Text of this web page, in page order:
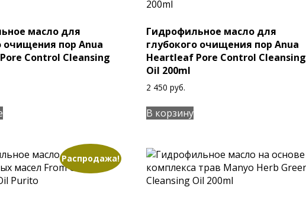
масло для
очищения пор Anua
Control Cleansing
Гидрофильное масло для
глубокого очищения пор Anua
Heartleaf Pore Control Cleansing
Oil 200ml
2 450 руб.
В корзину
Распродажа!